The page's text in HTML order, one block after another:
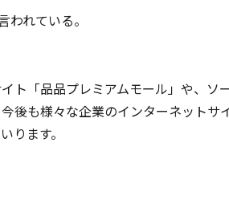
れている。
ト「品品プレミアムモール」や、ソ
後も様々な企業のインターネットサ
ります。